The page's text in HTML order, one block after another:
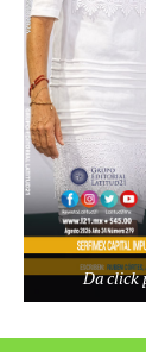
México
y opera con
eventos
de
Da click